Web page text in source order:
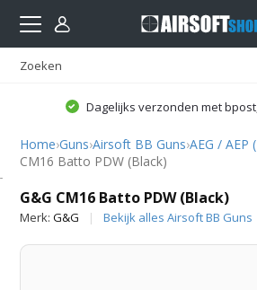
Dagelijks verzonden met
Home›Guns›Airsoft BB Guns›AEG / AEP
CM16 Batto PDW (Black)
G&G CM16 Batto PDW (Black)
Merk:G&G Bekijk alles Airsoft BB Guns